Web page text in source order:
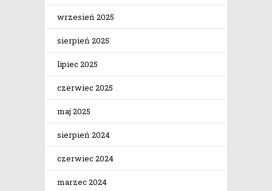
wrzesień 2025
sierpień 2025
lipiec 2025
czerwiec 2025
maj 2025
sierpień 2024
czerwiec 2024
marzec 2024